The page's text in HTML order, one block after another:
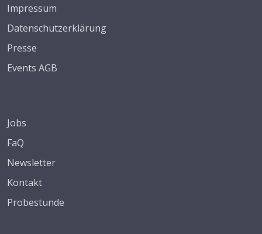
Impressum
Datenschutzerklärung
Presse
Events AGB
Jobs
FaQ
Newsletter
Kontakt
Probestunde